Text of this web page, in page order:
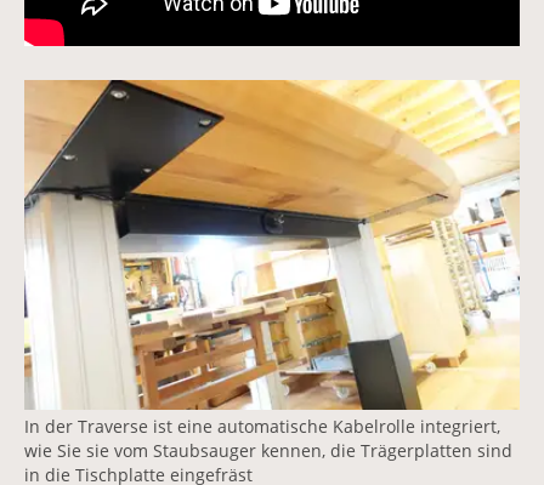
Vergrößerte Version anzeigen für Tisch
In der Traverse ist eine automatische Kabelrolle integriert,
wie Sie sie vom Staubsauger kennen, die Trägerplatten sind
in die Tischplatte eingefräst